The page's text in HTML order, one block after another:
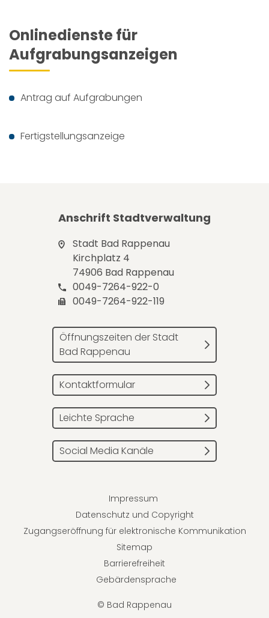
Onlinedienste für
Aufgrabungsanzeigen
Antrag auf Aufgrabungen
Fertigstellungsanzeige
Anschrift Stadtverwaltung
Stadt Bad Rappenau
Kirchplatz 4
74906 Bad Rappenau
0049-7264-922-0
0049-7264-922-119
Öffnungszeiten der Stadt
Bad Rappenau
Kontaktformular
Leichte Sprache
Social Media Kanäle
© Bad Rappenau
Impressum
Datenschutz und Copyright
Zugangseröffnung für elektronische Kommunikation
Sitemap
Barrierefreiheit
Gebärdensprache